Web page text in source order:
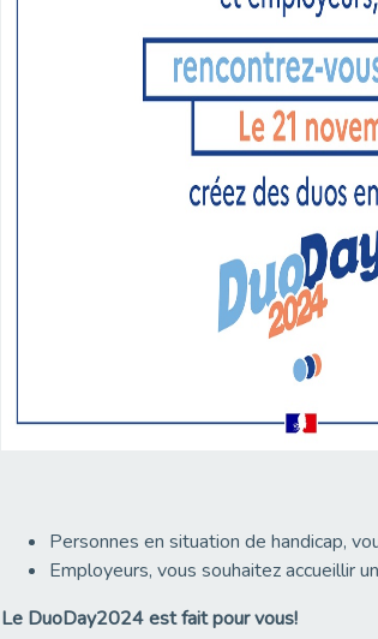
Personnes en situation de handicap,
Employeurs, vous souhaitez accueillir
Le DuoDay2024 est fait pour vous!